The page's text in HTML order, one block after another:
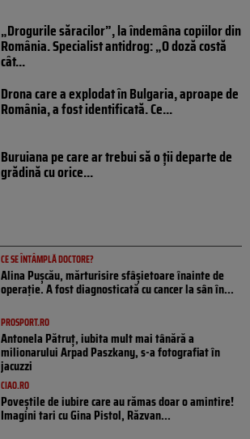
„Drogurile săracilor”, la îndemâna copiilor din
România. Specialist antidrog: „O doză costă
cât...
Drona care a explodat în Bulgaria, aproape de
România, a fost identificată. Ce...
Buruiana pe care ar trebui să o ții departe de
grădină cu orice...
CE SE ÎNTÂMPLĂ DOCTORE?
Alina Pușcău, mărturisire sfâșietoare înainte de
operație. A fost diagnosticată cu cancer la sân în...
PROSPORT.RO
Antonela Pătruț, iubita mult mai tânără a
milionarului Arpad Paszkany, s-a fotografiat în
jacuzzi
CIAO.RO
Poveştile de iubire care au rămas doar o amintire!
Imagini tari cu Gina Pistol, Răzvan...